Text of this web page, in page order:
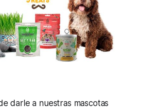
darle a nuestras mascotas